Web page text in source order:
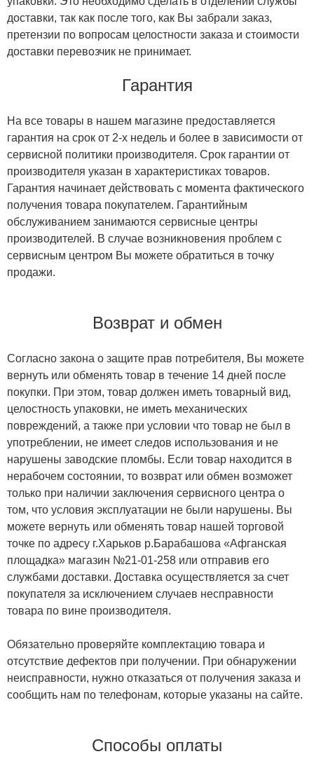
доставки, так как после того, как Вы забрали заказ,
претензии по вопросам целостности заказа и стоимости
доставки перевозчик не принимает.
Гарантия
На все товары в нашем магазине предоставляется
гарантия на срок от 2-х недель и более в зависимости от
сервисной политики производителя. Срок гарантии от
производителя указан в характеристиках товаров.
Гарантия начинает действовать с момента фактического
получения товара покупателем. Гарантийным
обслуживанием занимаются сервисные центры
производителей. В случае возникновения проблем с
сервисным центром Вы можете обратиться в точку
продажи.
Возврат и обмен
Согласно закона о защите прав потребителя, Вы можете
вернуть или обменять товар в течение 14 дней после
покупки. При этом, товар должен иметь товарный вид,
целостность упаковки, не иметь механических
повреждений, а также при условии что товар не был в
употреблении, не имеет следов использования и не
нарушены заводские пломбы. Если товар находится в
нерабочем состоянии, то возврат или обмен возможет
только при наличии заключения сервисного центра о
том, что условия эксплуатации не были нарушены. Вы
можете вернуть или обменять товар нашей торговой
точке по адресу г.Харьков р.Барабашова «Афганская
площадка» магазин №21-01-258 или отправив его
службами доставки. Доставка осуществляется за счет
покупателя за исключением случаев несправности
товара по вине производителя.
Обязательно проверяйте комплектацию товара и
отсутствие дефектов при получении. При обнаружении
неисправности, нужно отказаться от получения заказа и
сообщить нам по телефонам, которые указаны на сайте.
Способы оплаты